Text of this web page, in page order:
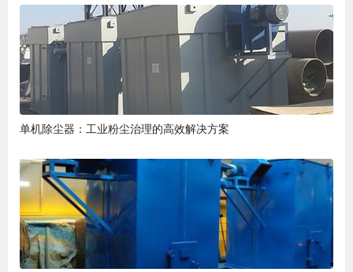
单机除尘器：工业粉尘治理的高效解决方案